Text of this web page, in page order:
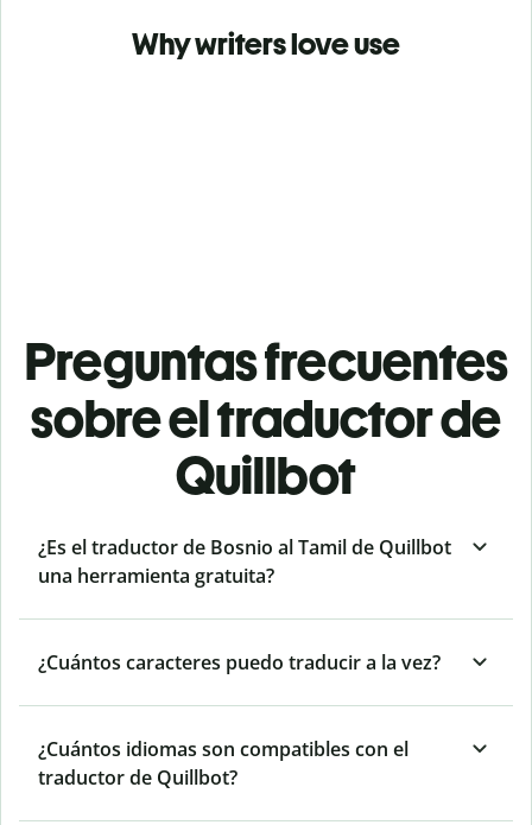
Why writers love use
Preguntas frecuentes
sobre el traductor de
Quillbot
¿Es el traductor de Bosnio al Tamil de Quillbot
una herramienta gratuita?
¿Cuántos caracteres puedo traducir a la vez?
¿Cuántos idiomas son compatibles con el
traductor de Quillbot?